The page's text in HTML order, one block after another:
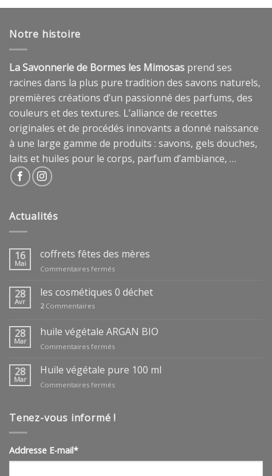
Notre histoire
La Savonnerie de Bormes les Mimosas prend ses
racines dans la plus pure tradition des savons naturels,
premières créations d’un passionné des parfums, des
couleurs et des textures. L’alliance de recettes
originales et de procédés innovants a donné naissance
à une large gamme de produits : savons, gels douches,
laits et huiles pour le corps, parfum d’ambiance, …
Actualités
16
Mai
coffrets fêtes des mères
Commentaires ferméssur
fêtes
des
28
Avr
les cosmétiques 0 déchet
2Commentaires
28
Mar
huile végétale ARGAN BIO
Commentaires ferméssur
végétale
ARGAN
BIO
28
Mar
Huile végétale pure 100 ml
Commentaires ferméssur
pure
Tenez-vous informé !
Addresse E-mail*